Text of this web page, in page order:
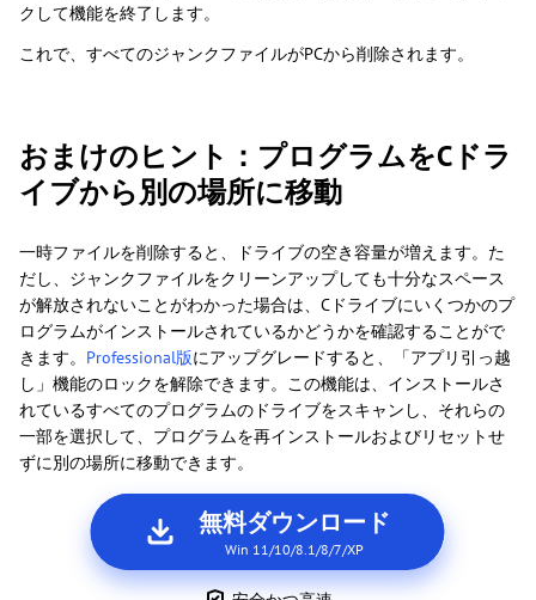
クして機能を終了します。
これで、すべてのジャンクファイルがPCから削除されます。
おまけのヒント：プログラムをCドラ
イブから別の場所に移動
一時ファイルを削除すると、ドライブの空き容量が増えます。た
だし、ジャンクファイルをクリーンアップしても十分なスペース
が解放されないことがわかった場合は、Cドライブにいくつかのプ
ログラムがインストールされているかどうかを確認することがで
きます。 Professional版にアップグレードすると、「アプリ引っ越
し」機能のロックを解除できます。この機能は、インストールさ
れているすべてのプログラムのドライブをスキャンし、それらの
一部を選択して、プログラムを再インストールおよびリセットせ
ずに別の場所に移動できます。
無料ダウンロード
Win 11/10/8.1/8/7/XP